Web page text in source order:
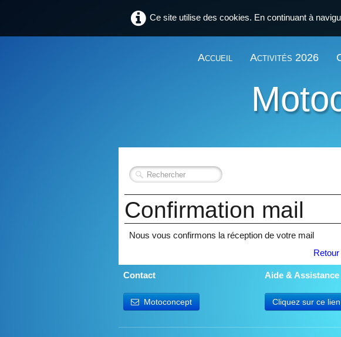
Ce site utilise des cookies. En continuant à
Accueil Activités 2026
Confirmation mail
Nous vous confirmons la réception de votre mail
Contact
Motoconcept
Aide & Assistance
Cliquez sur ce lien